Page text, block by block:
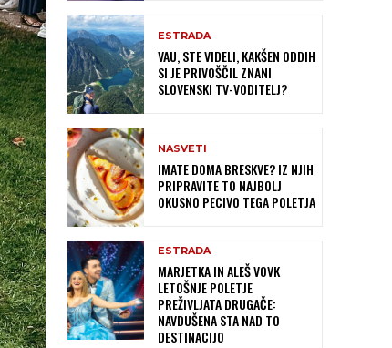
ESTRADA
VAU, STE VIDELI, KAKŠEN ODDIH
SI JE PRIVOŠČIL ZNANI
SLOVENSKI TV-VODITELJ?
NASVETI
IMATE DOMA BRESKVE? IZ NJIH
PRIPRAVITE TO NAJBOLJ
OKUSNO PECIVO TEGA POLETJA
ESTRADA
MARJETKA IN ALEŠ VOVK
LETOŠNJE POLETJE
PREŽIVLJATA DRUGAČE:
NAVDUŠENA STA NAD TO
DESTINACIJO